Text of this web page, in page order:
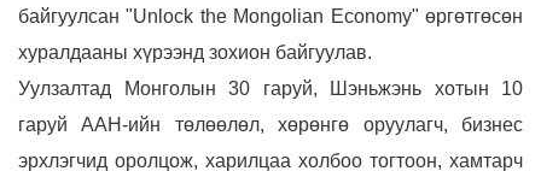
байгуулсан "Unlock the Mongolian Economy" өргөтгөсөн
хуралдааны хүрээнд зохион байгуулав.
Уулзалтад Монголын 30 гаруй, Шэньжэнь хотын 10
гаруй ААН-ийн төлөөлөл, хөрөнгө оруулагч, бизнес
эрхлэгчид оролцож, харилцаа холбоо тогтоон, хамтарч